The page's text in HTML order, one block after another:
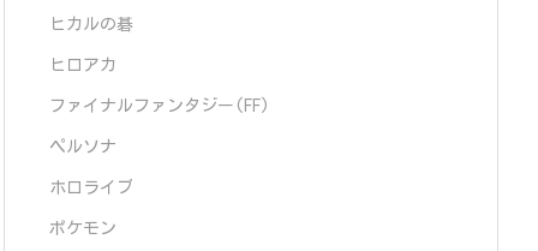
ヒカルの碁
ヒロアカ
ファイナルファンタジー(FF)
ペルソナ
ホロライブ
ポケモン